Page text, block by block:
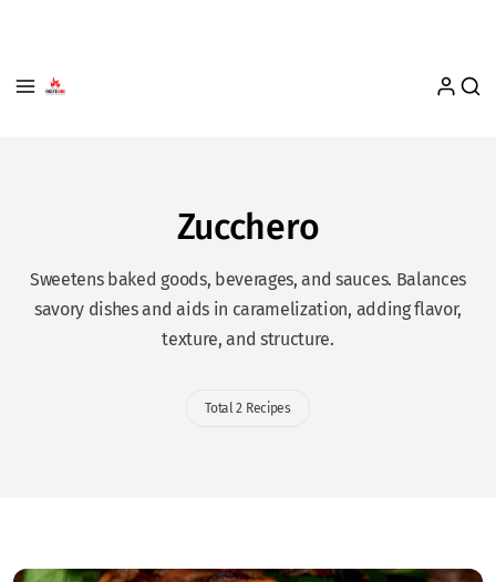
Zucchero
Sweetens baked goods, beverages, and sauces. Balances
savory dishes and aids in caramelization, adding flavor,
texture, and structure.
Total 2 Recipes